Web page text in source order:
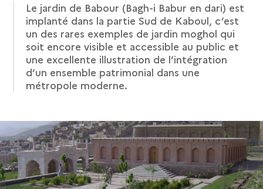
Le jardin de Babour (Bagh-i Babur en dari) est
implanté dans la partie Sud de Kaboul, c’est
un des rares exemples de jardin moghol qui
soit encore visible et accessible au public et
une excellente illustration de l’intégration
d’un ensemble patrimonial dans une
métropole moderne.